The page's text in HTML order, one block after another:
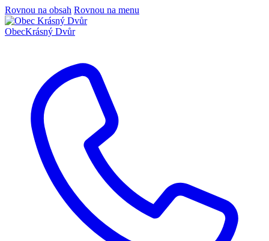
Rovnou na obsah Rovnou na menu
ObecKrásný Dvůr